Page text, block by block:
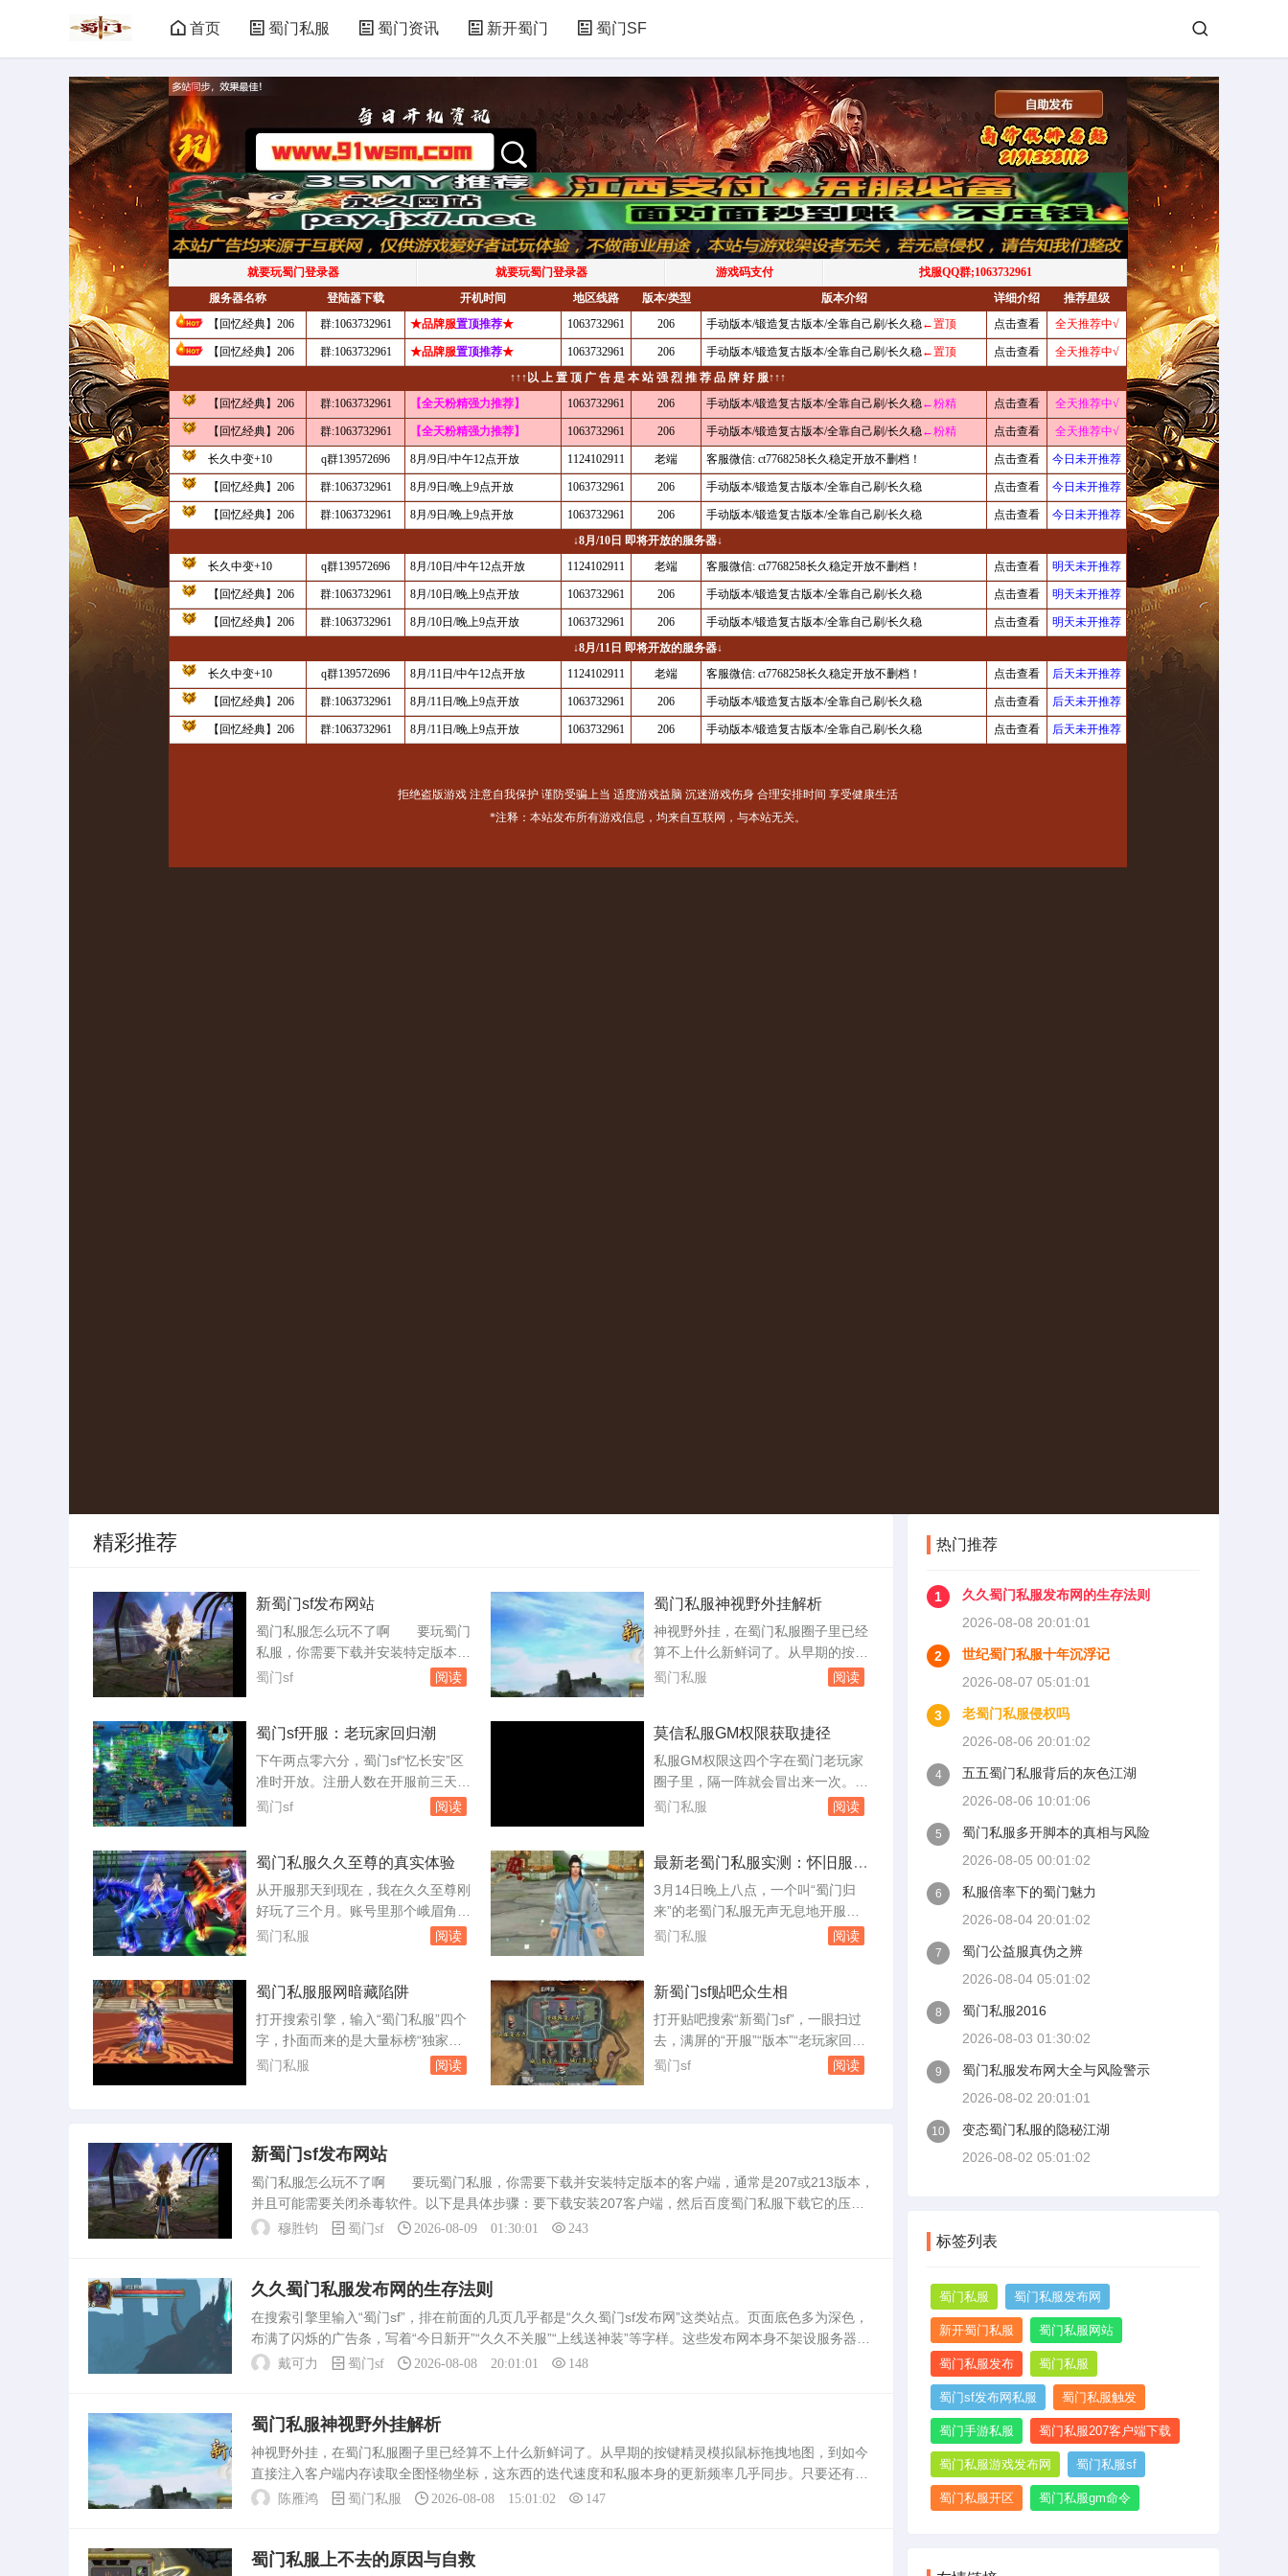
首页 蜀门私服 蜀门资讯 新开蜀门 蜀门SF
精彩推荐
新蜀门sf发布网站
蜀门私服怎么玩不了啊 要玩蜀门
私服，你需要下载并安装特定版本的
客户端，通常是207或213版本，并
后百度蜀门私服下载它的压缩包，然
后解压到安装好的蜀门客户端的文件
夹下。下载和压缩的时候一定要关闭
你所有的杀毒软件。其实也。蜀山私
蜀门sf 阅读
蜀门私服神视野外挂解析
神视野外挂，在蜀门私服圈子里已经
算不上什么新鲜词了。从早期的按键
精灵模拟鼠标拖拽地图，到如今直接
频率几乎同步。只要还有人架设私
服，就有工作室和散人玩家想方设法
搞到这种视野增强工具，哪怕官方服
务器封了一批又一批，私服里照样流
蜀门私服 阅读
蜀门sf开服：老玩家回归潮
下午两点零六分，蜀门sf“忆长安”区
准时开放。注册人数在开服前三天就
突破了八千，但真正让运营团队意外
喊“进不去”，有人则庆幸自己提前半
小时挂在了登录界面。服务器里，成
都城门口早已密密麻麻站满了拿新手
剑的玩家，木桩旁刷出金色伤害数字
蜀门sf 阅读
莫信私服GM权限获取捷径
私服GM权限这四个字在蜀门老玩家
圈子里，隔一阵就会冒出来一次。有
人发帖卖教程，有人晒后台截图，还
人动心，想去欺负一下私服，给自己
刷点装备或者变态属性。但冷静下来
看，所谓获取GM权限的路子，十有
八九是骗局，剩下那一点，踩进去就
蜀门私服 阅读
蜀门私服久久至尊的真实体验
从开服那天到现在，我在久久至尊刚
好玩了三个月。账号里那个峨眉角色
停在九十三级，装备是周六早上从世
这个服，是因为朋友去年十月就进去
了，他当时截图给我看，晚上八点成
都城摆摊的玩家把路堵得严严实实，
飞剑坐骑的光效几乎盖住了地面。这
蜀门私服 阅读
最新老蜀门私服实测：怀旧服还
能撑多久
3月14日晚上八点，一个叫“蜀门归
来”的老蜀门私服无声无息地开服
了。没有官网公告，没有广告推送，
已经排了三百多人的队。这个数字差
点让我以为回到了2010年。玩了一
周，我把它当成一个活样本，想看看
这款快二十年的游戏，换了私服运营
蜀门私服 阅读
蜀门私服服网暗藏陷阱
打开搜索引擎，输入“蜀门私服”四个
字，扑面而来的是大量标榜“独家版
本”“无限元宝”“上线满级”的网站。这
法律灰色地带的产业。许多玩家在这
里不仅没体验到游戏乐趣，反而掉了
账号，丢了钱财。私服的架设并不复
杂，...
蜀门私服 阅读
新蜀门sf贴吧众生相
打开贴吧搜索“新蜀门sf”，一眼扫过
去，满屏的“开服”“版本”“老玩家回
归”。这个吧不长不短的存在了七
子，是“新人求助”。发帖的人多半从
官网...
蜀门sf 阅读
新蜀门sf发布网站
蜀门私服怎么玩不了啊 要玩蜀门私服，你需要下载并安装特定版本的客户端，通常是207或213版本，
并且可能需要关闭杀毒软件。以下是具体步骤：要下载安装207客户端，然后百度蜀门私服下载它的压缩
包，然后解压到安装好的蜀门客户端的文件夹下。下载和压缩的时候一定要关闭你所有的杀毒软件。其实
穆胜钧 蜀门sf 2026-08-09 01:30:01 243
久久蜀门私服发布网的生存法则
在搜索引擎里输入“蜀门sf”，排在前面的几页几乎都是“久久蜀门sf发布网”这类站点。页面底色多为深色，
布满了闪烁的广告条，写着“今日新开”“久久不关服”“上线送神装”等字样。这些发布网本身不架设服务器，
也不运营游戏，它们只是私服搭建者和玩家之间的中介，靠卖广告位和推广链接赚钱。一个私服想要吸引
戴可力 蜀门sf 2026-08-08 20:01:01 148
蜀门私服神视野外挂解析
神视野外挂，在蜀门私服圈子里已经算不上什么新鲜词了。从早期的按键精灵模拟鼠标拖拽地图，到如今
直接注入客户端内存读取全图怪物坐标，这东西的迭代速度和私服本身的更新频率几乎同步。只要还有人
架设私服，就有工作室和散人玩家想方设法搞到这种视野增强工具，哪怕官方服务器封了一批又一批，私
陈雁鸿 蜀门私服 2026-08-08 15:01:02 147
蜀门私服上不去的原因与自救
热门推荐
1
久久蜀门私服发布网的生存法则
2026-08-08 20:01:01
2
世纪蜀门私服十年沉浮记
2026-08-07 05:01:01
3
老蜀门私服侵权吗
2026-08-06 20:01:02
4
五五蜀门私服背后的灰色江湖
2026-08-06 10:01:06
5
蜀门私服多开脚本的真相与风险
2026-08-05 00:01:02
6
私服倍率下的蜀门魅力
2026-08-04 20:01:02
7
蜀门公益服真伪之辨
2026-08-04 05:01:02
8
蜀门私服2016
2026-08-03 01:30:02
9
蜀门私服发布网大全与风险警示
2026-08-02 20:01:01
10
变态蜀门私服的隐秘江湖
2026-08-02 05:01:02
标签列表
蜀门私服 蜀门私服发布网
新开蜀门私服 蜀门私服网站
蜀门私服发布 蜀门私服
蜀门sf发布网私服 蜀门私服触发
蜀门手游私服 蜀门私服207客户端下载
蜀门私服游戏发布网 蜀门私服sf
蜀门私服开区 蜀门私服gm命令